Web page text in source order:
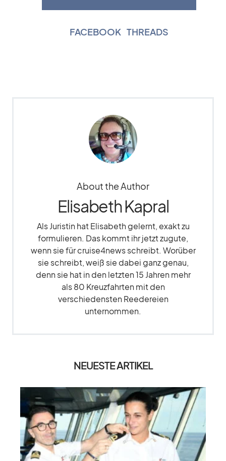
FACEBOOK THREADS
About the Author
Elisabeth Kapral
Als Juristin hat Elisabeth gelernt, exakt zu
formulieren. Das kommt ihr jetzt zugute,
wenn sie für cruise4news schreibt. Worüber
sie schreibt, weiß sie dabei ganz genau,
denn sie hat in den letzten 15 Jahren mehr
als 80 Kreuzfahrten mit den
verschiedensten Reedereien
unternommen.
NEUESTE ARTIKEL